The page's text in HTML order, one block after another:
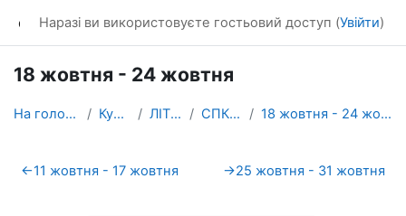
Наразі ви використовуєте гостьовий доступ (Увійти)
18 жовтня - 24 жовтня
На головну Курси ЛІТОс СПКДН 18 жовтня - 24 жовтня
Схема розділу
←11 жовтня - 17 жовтня →25 жовтня - 31 жовтня